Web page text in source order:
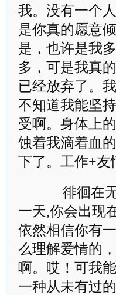
我。没有一个
是你真的愿意
是，也许是我
多，可是我真
已经放弃了。
不知道我能坚
受啊。身体上
蚀着我滴着血
下了。工作+
徘徊在无
一天,你会出现
依然相信你有
么理解爱情的
啊。哎！可我
一种从未有过